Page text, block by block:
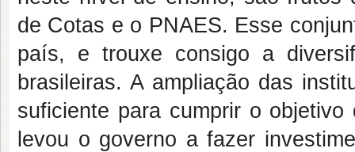
de Cotas e o PNAES. Esse
país, e trouxe consigo a
brasileiras. A ampliação das
suficiente para cumprir o
levou o governo a fazer